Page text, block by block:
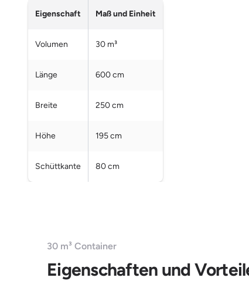
Eigenschaft Maß und Einheit
Volumen 30 m³
Länge 600 cm
Breite 250 cm
Höhe 195 cm
Schüttkante 80 cm
30 m³ Container
Eigenschaften und